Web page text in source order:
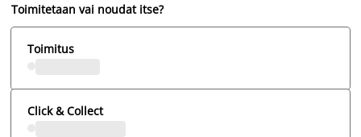
Toimitetaan vai noudat itse?
Toimitus
Click & Collect